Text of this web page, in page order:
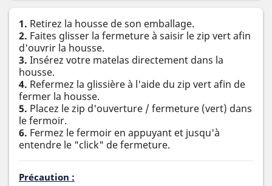
1. Retirez la housse de son emballage.
2. Faites glisser la fermeture à saisir le zip vert afin
d'ouvrir la housse.
3. Insérez votre matelas directement dans la
housse.
4. Refermez la glissière à l'aide du zip vert afin de
fermer la housse.
5. Placez le zip d'ouverture / fermeture (vert) dans
le fermoir.
6. Fermez le fermoir en appuyant et jusqu'à
entendre le "click" de fermeture.
Précaution :